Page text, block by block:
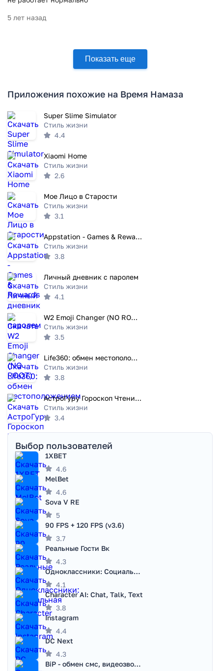
5 лет назад
Показать еще
Приложения похожие на Время Намаза
Super Slime Simulator
Стиль жизни
4.4
Xiaomi Home
Стиль жизни
2.6
Мое Лицо в Старости
Стиль жизни
3.1
Appstation - Games & Rewards
Стиль жизни
3.8
Личный дневник с паролем
Стиль жизни
4.1
W2 Emoji Changer (NO ROOT)
Стиль жизни
3.5
Life360: обмен местоположением
Стиль жизни
3.8
АстроГуру Гороскоп Чтение Таро
Стиль жизни
3.4
Выбор пользователей
1XBET
4.6
MelBet
4.6
Sova V RE
5
90 FPS + 120 FPS (v3.6)
3.7
Реальные Гости Вк
4.3
Одноклассники: Социальная сеть
4.1
Character AI: Chat, Talk, Text
3.8
Instagram
4.4
DC Next
4.3
BiP - обмен смс, видеозвонками